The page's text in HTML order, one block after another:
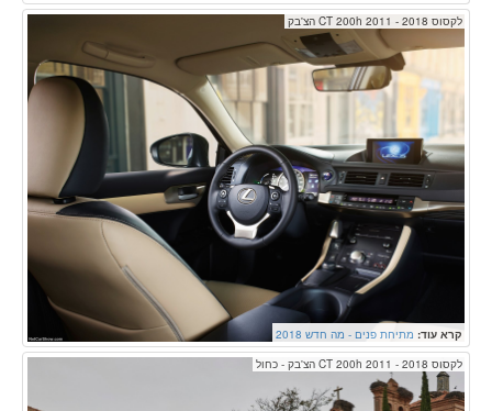
לקסוס CT 200h 2011 - 2018 הצ'בק
קרא עוד: מתיחת פנים - מה חדש 2018
לקסוס CT 200h 2011 - 2018 הצ'בק - כחול